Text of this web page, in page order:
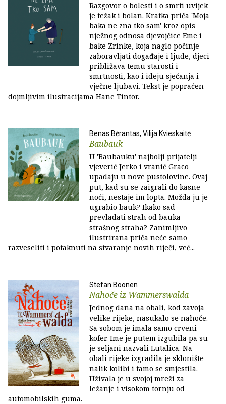
Razgovor o bolesti i o smrti uvijek
je težak i bolan. Kratka priča 'Moja
baka ne zna tko sam' kroz opis
nježnog odnosa djevojčice Eme i
bake Zrinke, koja naglo počinje
zaboravljati događaje i ljude, djeci
približava temu starosti i
smrtnosti, kao i ideju sjećanja i
vječne ljubavi. Tekst je popraćen
dojmljivim ilustracijama Hane Tintor.
Benas Bėrantas, Vilija Kvieskaitė
Baubauk
U 'Baubauku' najbolji prijatelji
vjeverić Jerko i vranić Graco
upadaju u nove pustolovine. Ovaj
put, kad su se zaigrali do kasne
noći, nestaje im lopta. Možda ju je
ugrabio bauk? Ikako sad
prevladati strah od bauka –
strašnog straha? Zanimljivo
ilustrirana priča neće samo
razveseliti i potaknuti na stvaranje novih riječi, već...
Stefan Boonen
Nahoče iz Wammerswalda
Jednog dana na obali, kod zavoja
velike rijeke, nasukalo se nahoče.
Sa sobom je imala samo crveni
kofer. Ime je putem izgubila pa su
je seljani nazvali Lutalica. Na
obali rijeke izgradila je sklonište
nalik kolibi i tamo se smjestila.
Uživala je u svojoj mreži za
ležanje i visokom tornju od
automobilskih guma.